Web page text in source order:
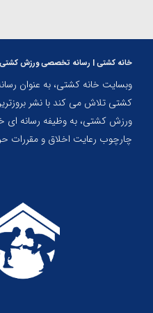
خانه کشتی | رسانه تخصصی ورزش کشتی
وبسایت خانه کشتی، به عنوان
کشتی تلاش می کند با نشر
ورزش کشتی، به وظیفه رسانه ای
چارچوب رعایت اخلاق و مقررات